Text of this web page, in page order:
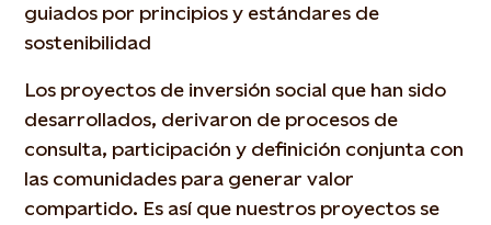
guiados por principios y estándares de
sostenibilidad
Los proyectos de inversión social que han sido
desarrollados, derivaron de procesos de
consulta, participación y definición conjunta con
las comunidades para generar valor
compartido. Es así que nuestros proyectos se